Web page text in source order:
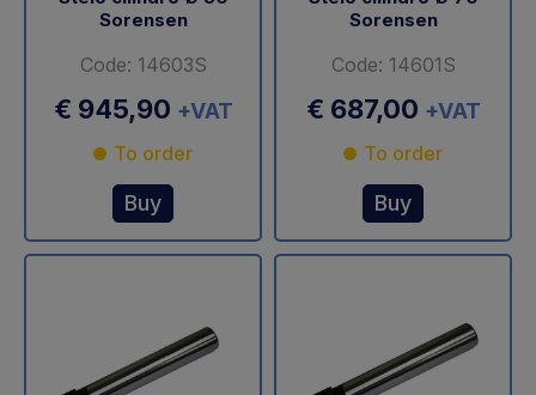
Sorensen
Code: 14603S
€ 945,90 +VAT
To order
Buy
Sorensen
Code: 14601S
€ 687,00 +VAT
To order
Buy